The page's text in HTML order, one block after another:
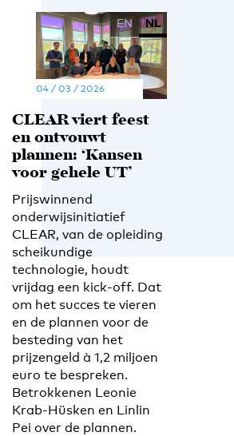
EN NL
04 / 03 / 2026
CLEAR viert feest
en ontvouwt
plannen: ‘Kansen
voor gehele UT’
Prijswinnend
onderwijsinitiatief
CLEAR, van de opleiding
scheikundige
technologie, houdt
vrijdag een kick-off. Dat
om het succes te vieren
en de plannen voor de
besteding van het
prijzengeld à 1,2 miljoen
euro te bespreken.
Betrokkenen Leonie
Krab-Hüsken en Linlin
Pei over de plannen.